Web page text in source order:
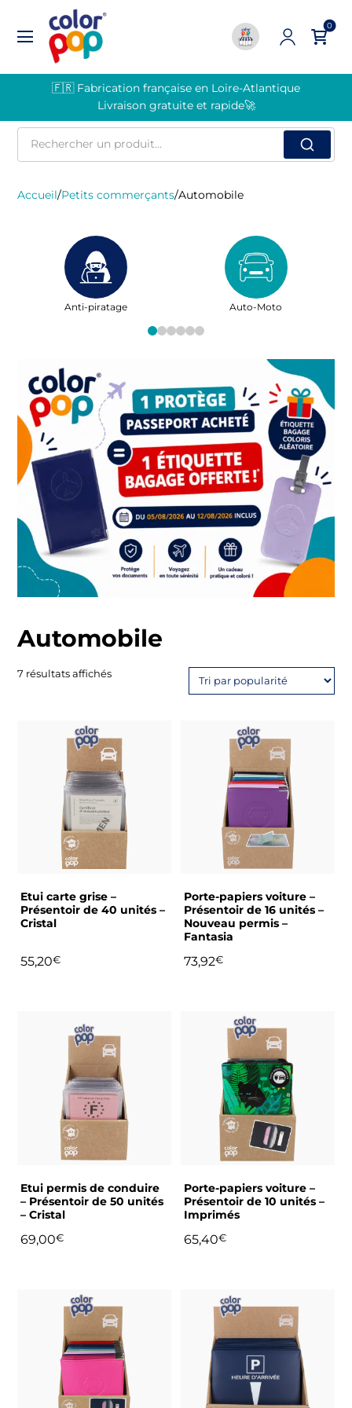
0
🇫🇷 Fabrication française en Loire-Atlantique
Livraison gratuite et rapide🚀
Rechercher
produit
Accueil/Petits commerçants/Automobile
Anti-piratage Auto-Moto
Automobile
7 résultats affichésTrié
Etui carte grise –
Présentoir de 40 unités –
Cristal
55,20€
Porte-papiers voiture –
Présentoir de 16 unités –
Nouveau permis –
Fantasia
73,92€
Etui permis de conduire
– Présentoir de 50 unités
– Cristal
69,00€
Porte-papiers voiture –
Présentoir de 10 unités –
Imprimés
65,40€